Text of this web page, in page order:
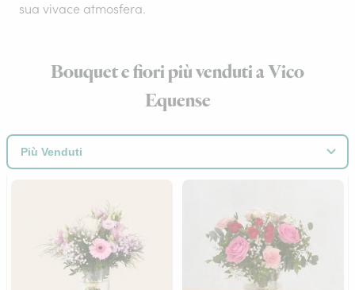
sua vivace atmosfera.
Bouquet e fiori più venduti a Vico
Equense